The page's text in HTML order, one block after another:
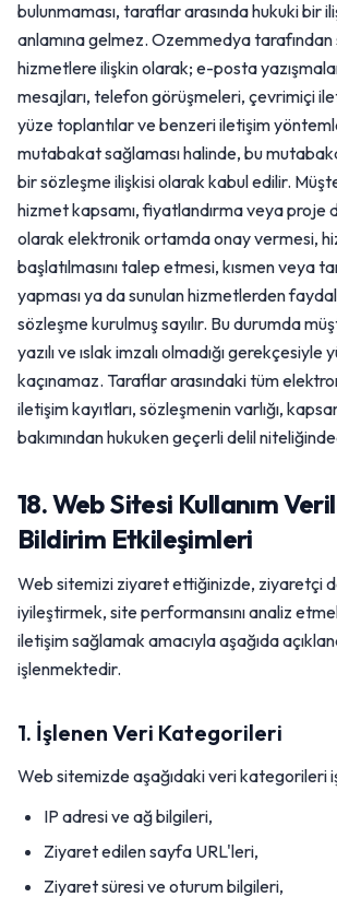
bulunmaması, taraflar arasında hukuki bir
anlamına gelmez. Ozemmedya tarafından
hizmetlere ilişkin olarak; e-posta
mesajları, telefon görüşmeleri, çevrimiçi
yüze toplantılar ve benzeri iletişim
mutabakat sağlaması halinde, bu
bir sözleşme ilişkisi olarak kabul edilir.
hizmet kapsamı, fiyatlandırma veya proje
olarak elektronik ortamda onay vermesi,
başlatılmasını talep etmesi, kısmen veya
yapması ya da sunulan hizmetlerden
sözleşme kurulmuş sayılır. Bu durumda
yazılı ve ıslak imzalı olmadığı
kaçınamaz. Taraflar arasındaki tüm
iletişim kayıtları, sözleşmenin varlığı,
bakımından hukuken geçerli delil
18. Web Sitesi Kullanım
Bildirim Etkileşimleri
Web sitemizi ziyaret ettiğinizde, ziyaretçi
iyileştirmek, site performansını analiz
iletişim sağlamak amacıyla aşağıda
işlenmektedir.
1. İşlenen Veri Kategorileri
Web sitemizde aşağıdaki veri kategorileri
IP adresi ve ağ bilgileri,
Ziyaret edilen sayfa URL'leri,
Ziyaret süresi ve oturum bilgileri,